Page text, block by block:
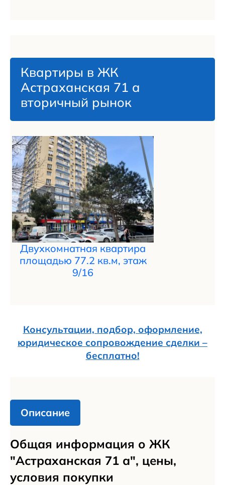
Квартиры в ЖК
Астраханская 71 а
вторичный рынок
Двухкомнатная квартира
площадью 77.2 кв.м, этаж
9/16
Консультации, подбор, оформление,
юридическое сопровождение сделки –
бесплатно!
Описание
Общая информация о ЖК
"Астраханская 71 а", цены,
условия покупки